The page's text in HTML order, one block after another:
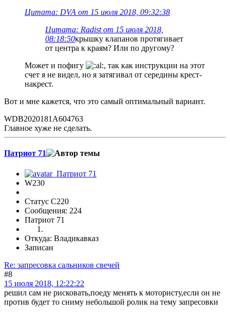
Цитата: DVA от 15 июля 2018, 09:32:38
Цитата: Radist от 15 июля 2018,
08:18:50крышку клапанов протягивает
от центра к краям? Или по другому?
Может и пофигу
, так как инструкции на этот
счет я не видел, но я затягивал от середины крест-
накрест.
Вот и мне кажется, что это самый оптимальный вариант.
WDB2020181A604763
Главное хуже не сделать.
Патриот 71
W230
Статус C220
Сообщения: 224
Патриот 71
Откуда: Владикавказ
Записан
Re: запресовка сальников свечей
#8
15 июля 2018, 12:22:22
решил сам не рисковать,поеду менять к мотористу,если он не
против будет то сниму небольшой ролик на тему запресовки